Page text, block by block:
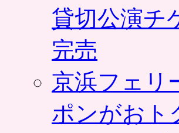
貸切公演チ
完売
京浜フェリ
ポンがおト